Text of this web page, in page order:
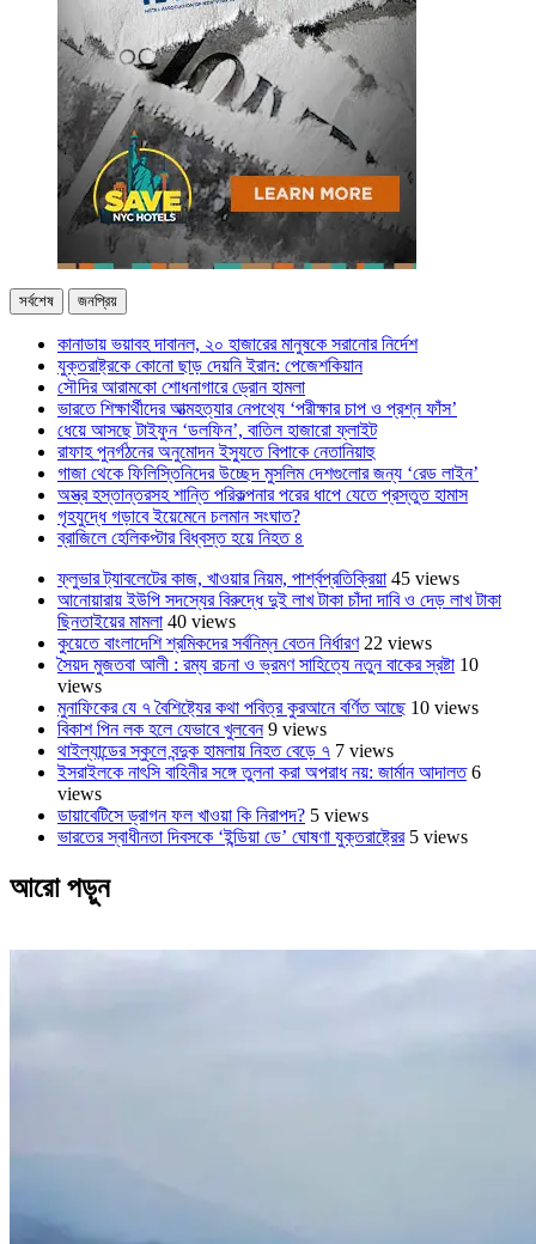
সর্বশেষ জনপ্রিয়
কানাডায় ভয়াবহ দাবানল, ২০ হাজারের মানুষকে সরানোর নির্দেশ
যুক্তরাষ্ট্রকে কোনো ছাড় দেয়নি ইরান: পেজেশকিয়ান
সৌদির আরামকো শোধনাগারে ড্রোন হামলা
ভারতে শিক্ষার্থীদের আত্মহত্যার নেপথ্যে ‘পরীক্ষার চাপ ও প্রশ্ন ফাঁস’
ধেয়ে আসছে টাইফুন ‘ডলফিন’, বাতিল হাজারো ফ্লাইট
রাফাহ পুনর্গঠনের অনুমোদন ইস্যুতে বিপাকে নেতানিয়াহু
গাজা থেকে ফিলিস্তিনিদের উচ্ছেদ মুসলিম দেশগুলোর জন্য ‘রেড লাইন’
অস্ত্র হস্তান্তরসহ শান্তি পরিকল্পনার পরের ধাপে যেতে প্রস্তুত হামাস
গৃহযুদ্ধে গড়াবে ইয়েমেনে চলমান সংঘাত?
ব্রাজিলে হেলিকপ্টার বিধ্বস্ত হয়ে নিহত ৪
ফ্লুভার ট্যাবলেটের কাজ, খাওয়ার নিয়ম, পার্শ্বপ্রতিক্রিয়া 45 views
আনোয়ারায় ইউপি সদস্যের বিরুদ্ধে দুই লাখ টাকা চাঁদা দাবি ও দেড় লাখ টাকা
ছিনতাইয়ের মামলা 40 views
কুয়েতে বাংলাদেশি শ্রমিকদের সর্বনিম্ন বেতন নির্ধারণ 22 views
সৈয়দ মুজতবা আলী : রম্য রচনা ও ভ্রমণ সাহিত্যে নতুন বাকের স্রষ্টা 10
views
মুনাফিকের যে ৭ বৈশিষ্ট্যের কথা পবিত্র কুরআনে বর্ণিত আছে 10 views
বিকাশ পিন লক হলে যেভাবে খুলবেন 9 views
থাইল্যান্ডের স্কুলে বন্দুক হামলায় নিহত বেড়ে ৭ 7 views
ইসরাইলকে নাৎসি বাহিনীর সঙ্গে তুলনা করা অপরাধ নয়: জার্মান আদালত 6
views
ডায়াবেটিসে ড্রাগন ফল খাওয়া কি নিরাপদ? 5 views
ভারতের স্বাধীনতা দিবসকে ‘ইন্ডিয়া ডে’ ঘোষণা যুক্তরাষ্ট্রের 5 views
আরো পড়ুন